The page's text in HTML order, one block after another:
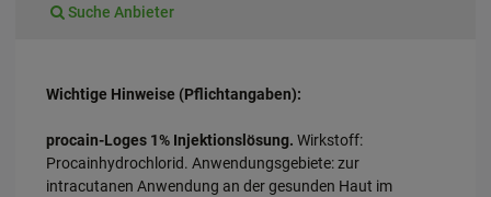
Suche Anbieter
Wichtige Hinweise (Pflichtangaben):
procain-Loges 1% Injektionslösung. Wirkstoff:
Procainhydrochlorid. Anwendungsgebiete: zur
intracutanen Anwendung an der gesunden Haut im